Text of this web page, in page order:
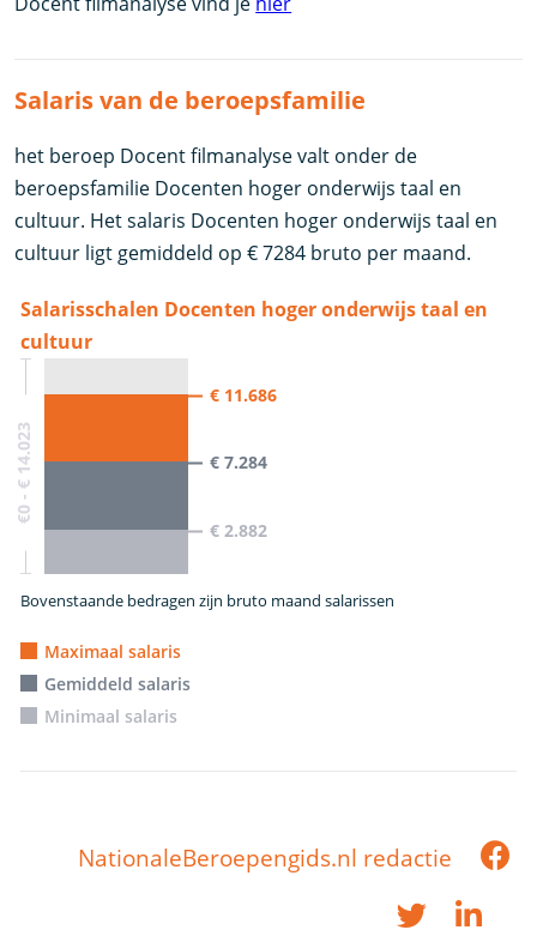
Salaris van de beroepsfamilie
het beroep Docent filmanalyse valt onder de
beroepsfamilie Docenten hoger onderwijs taal en
cultuur. Het salaris Docenten hoger onderwijs taal en
cultuur ligt gemiddeld op € 7284 bruto per maand.
Salarisschalen Docenten hoger onderwijs taal en
cultuur
€0 - € 14.023
€ 11.686
€ 7.284
€ 2.882
Bovenstaande bedragen zijn bruto maand salarissen
Maximaal salaris
Gemiddeld salaris
Minimaal salaris
NationaleBeroepengids.nl redactie